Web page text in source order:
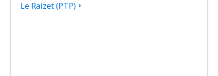
Le Raizet (PTP)